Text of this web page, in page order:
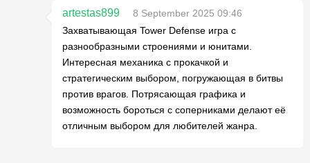
artestas899
8 September 2025 09:46
Захватывающая Tower Defense игра с
разнообразными строениями и юнитами.
Интересная механика с прокачкой и
стратегическим выбором, погружающая в битвы
против врагов. Потрясающая графика и
возможность бороться с соперниками делают её
отличным выбором для любителей жанра.